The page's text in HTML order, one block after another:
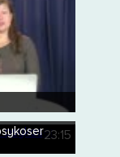
23:15